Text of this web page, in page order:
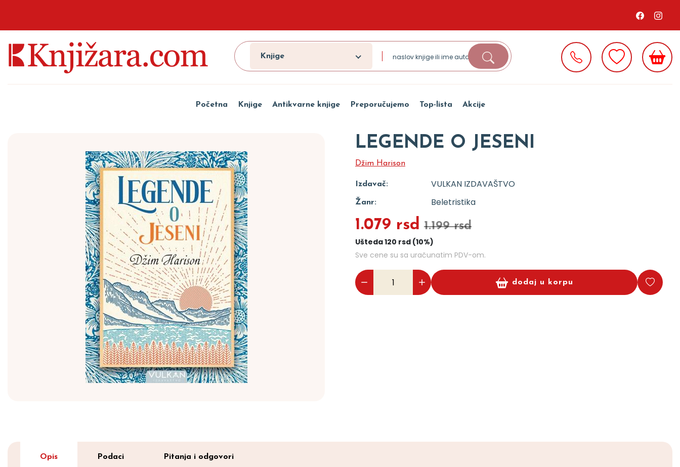
Knjige
Početna Knjige Antikvarne knjige Preporučujemo Top-lista Akcije
LEGENDE O JESENI
Džim Harison
Izdavač: VULKAN IZDAVAŠTVO
Žanr: Beletristika
1.079 rsd 1.199 rsd
Ušteda 120 rsd (10%)
Sve cene su sa uračunatim PDV-om.
dodaj u korpu
Opis Podaci Pitanja i odgovori